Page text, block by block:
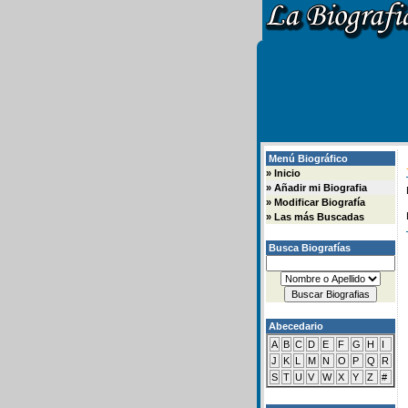
Menú Biográfico
» Inicio
» Añadir mi Biografia
» Modificar Biografía
» Las más Buscadas
Busca Biografías
Abecedario
A B C D E F G H
I
J
K L M N O P Q
R
S T U V W X Y Z #